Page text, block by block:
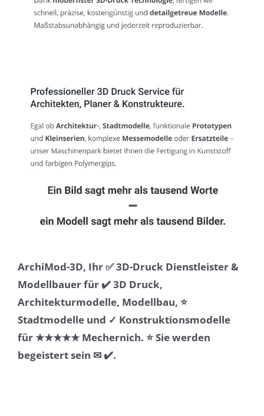
ArchiMod-3D, Ihr ✅ 3D-Druck Dienstleister &
Modellbauer für ✔️ 3D Druck,
Architekturmodelle, Modellbau, ⭐
Stadtmodelle und ✓ Konstruktionsmodelle
für ★★★★★ Mechernich. ⭐ Sie werden
begeistert sein ✉ ✔️.